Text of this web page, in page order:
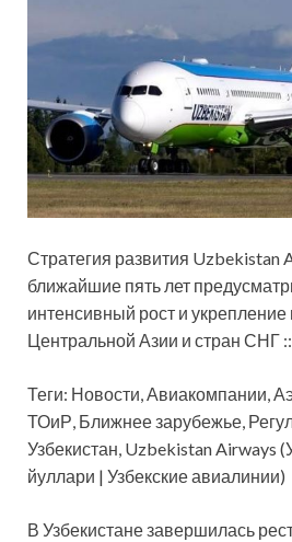
Стратегия развития Uzbekistan
ближайшие пять лет
интенсивный рост и
Центральной Азии и стран СНГ
Теги: Новости, Авиакомпании,
ТОиР, Ближнее зарубежье,
Узбекистан, Uzbekistan Airways
йуллари | Узбекские авиалинии)
В Узбекистане завершилась